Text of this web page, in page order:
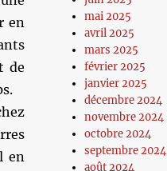
en
de
en
mai 2025
avril 2025
mars 2025
février 2025
janvier 2025
décembre 2024
novembre 2024
octobre 2024
septembre 2024
août 2024